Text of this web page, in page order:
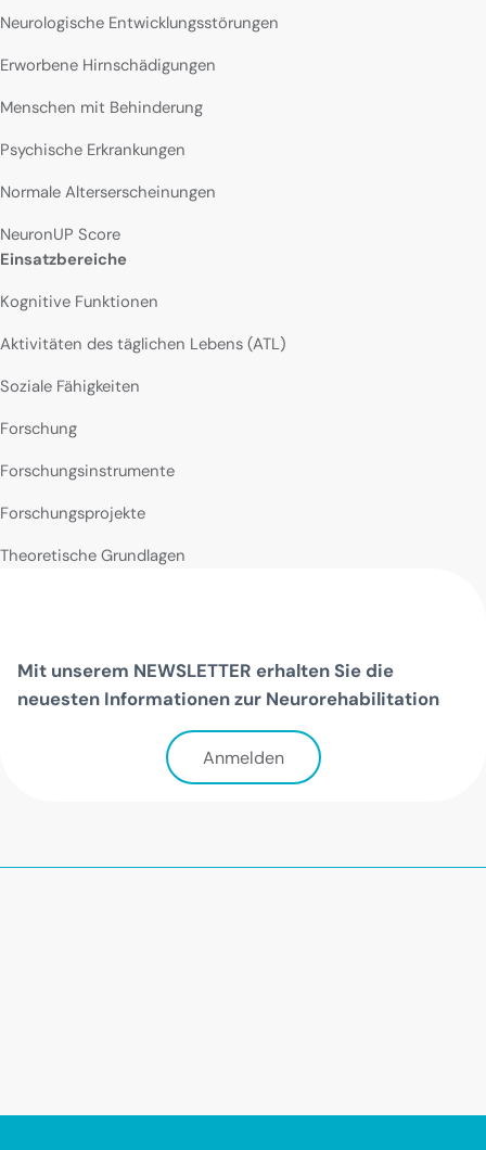
Neurologische Entwicklungsstörungen
Erworbene Hirnschädigungen
Menschen mit Behinderung
Psychische Erkrankungen
Normale Alterserscheinungen
NeuronUP Score
Einsatzbereiche
Kognitive Funktionen
Aktivitäten des täglichen Lebens (ATL)
Soziale Fähigkeiten
Forschung
Forschungsinstrumente
Forschungsprojekte
Theoretische Grundlagen
Mit unserem NEWSLETTER erhalten Sie die
neuesten Informationen zur Neurorehabilitation
Anmelden